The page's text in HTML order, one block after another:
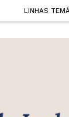
LINHAS